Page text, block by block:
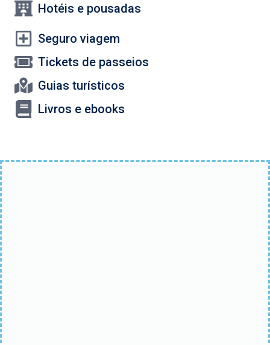
Hotéis e pousadas
Seguro viagem
Tickets de passeios
Guias turísticos
Livros e ebooks